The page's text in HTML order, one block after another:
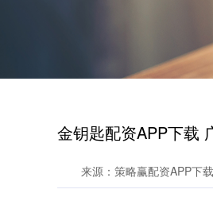
金钥匙配资APP下载
来源：策略赢配资APP下载